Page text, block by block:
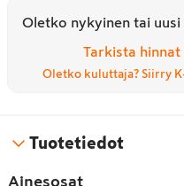
Oletko nykyinen tai uusi
Tarkista
Oletko kuluttaja? Siirry
Tuotetiedot
Ainesosat